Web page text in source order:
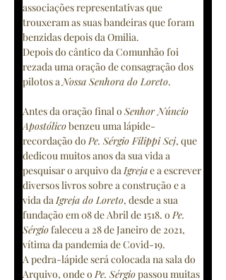
associações representativas que
trouxeram as suas bandeiras que foram
benzidas depois da Omilia.
Depois do cântico da Comunhão foi
rezada uma oração de consagração dos
pilotos a Nossa Senhora do Loreto.
Antes da oração final o Senhor Núncio
Apostólico benzeu uma lápide-
recordação do Pe. Sérgio Filippi Scj, que
dedicou muitos anos da sua vida a
pesquisar o arquivo da Igreja e a escrever
diversos livros sobre a construção e a
vida da Igreja do Loreto, desde a sua
fundação em 08 de Abril de 1518. o Pe.
Sérgio faleceu a 28 de Janeiro de 2021,
vítima da pandemia de Covid-19.
A pedra-lápide será colocada na sala do
Arquivo, onde o Pe. Sérgio passou muitas